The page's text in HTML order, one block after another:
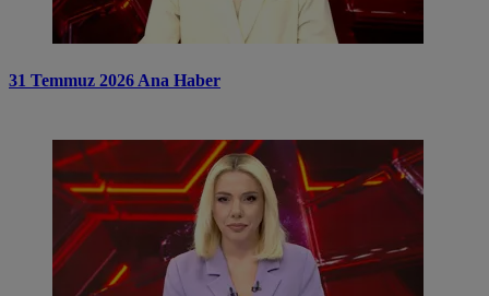
31 Temmuz 2026 Ana Haber